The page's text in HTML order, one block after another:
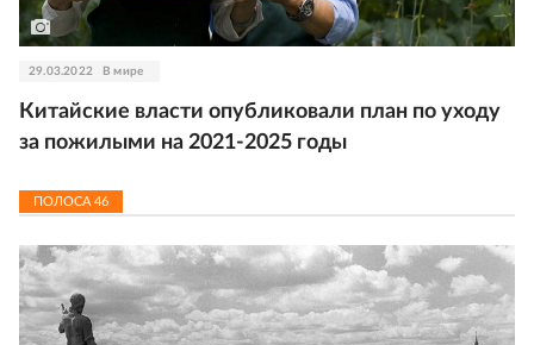
29.03.2022 В мире
Китайские власти опубликовали план по уходу
за пожилыми на 2021-2025 годы
ПОЛОСА 46